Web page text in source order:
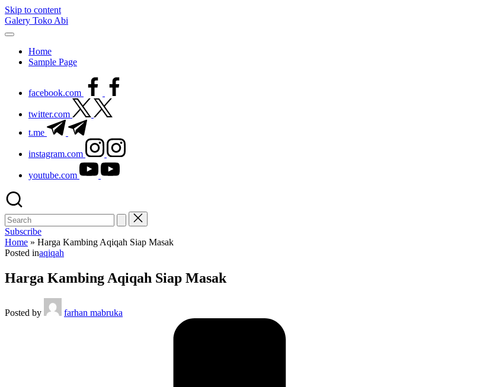
Skip to content
Galery Toko Abi
Home
Sample Page
facebook.com
twitter.com
t.me
instagram.com
youtube.com
Subscribe
Home » Harga Kambing Aqiqah Siap Masak
Posted inaqiqah
Harga Kambing Aqiqah Siap Masak
Posted by farhan mabruka